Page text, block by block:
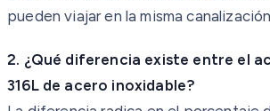
pueden viajar en la misma
2. ¿Qué diferencia existe entre el
316L de acero inoxidable?